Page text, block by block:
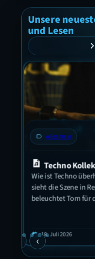
Unsere
und Lesen
label Allgemein
Techno
Wie ist Techno
sieht die Szene in
beleuchtet Tom für
calendar_today 18. Juli 2026
‹